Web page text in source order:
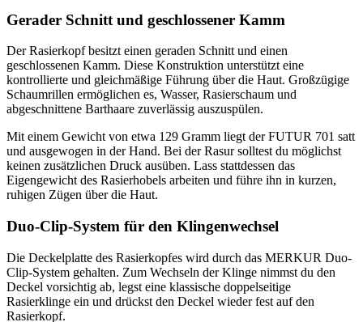
Gerader Schnitt und geschlossener Kamm
Der Rasierkopf besitzt einen geraden Schnitt und einen
geschlossenen Kamm. Diese Konstruktion unterstützt eine
kontrollierte und gleichmäßige Führung über die Haut. Großzügige
Schaumrillen ermöglichen es, Wasser, Rasierschaum und
abgeschnittene Barthaare zuverlässig auszuspülen.
Mit einem Gewicht von etwa 129 Gramm liegt der FUTUR 701 satt
und ausgewogen in der Hand. Bei der Rasur solltest du möglichst
keinen zusätzlichen Druck ausüben. Lass stattdessen das
Eigengewicht des Rasierhobels arbeiten und führe ihn in kurzen,
ruhigen Zügen über die Haut.
Duo-Clip-System für den Klingenwechsel
Die Deckelplatte des Rasierkopfes wird durch das MERKUR Duo-
Clip-System gehalten. Zum Wechseln der Klinge nimmst du den
Deckel vorsichtig ab, legst eine klassische doppelseitige
Rasierklinge ein und drückst den Deckel wieder fest auf den
Rasierkopf.